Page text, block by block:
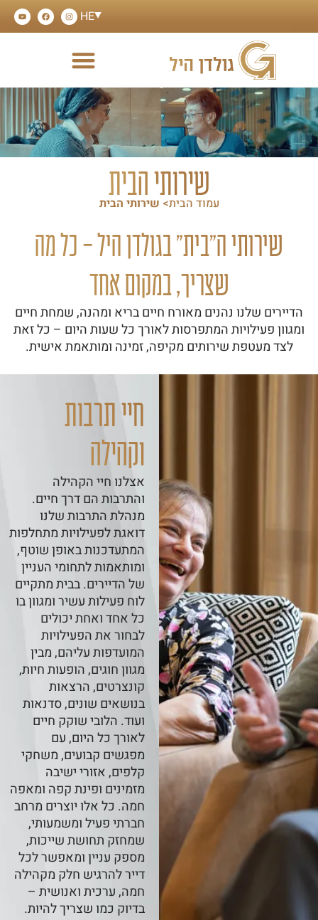
HE
שירותי הבית
עמוד הבית> שירותי הבית
שירותי ה"בית" בגולדן היל – כל מה
שצריך, במקום אחד
הדיירים שלנו נהנים מאורח חיים בריא ומהנה, שמחת חיים
ומגוון פעילויות המתפרסות לאורך כל שעות היום – כל זאת
לצד מעטפת שירותים מקיפה, זמינה ומותאמת אישית.
חיי תרבות
וקהילה
אצלנו חיי הקהילה
והתרבות הם דרך חיים.
מנהלת התרבות שלנו
דואגת לפעילויות מתחלפות
המתעדכנות באופן שוטף,
ומותאמות לתחומי העניין
של הדיירים. בבית מתקיים
לוח פעילות עשיר ומגוון בו
כל אחד ואחת יכולים
לבחור את הפעילויות
המועדפות עליהם, מבין
מגוון חוגים, הופעות חיות,
קונצרטים, הרצאות
בנושאים שונים, סדנאות
ועוד. הלובי שוקק חיים
לאורך כל היום, עם
מפגשים קבועים, משחקי
קלפים, אזורי ישיבה
מזמינים ופינת קפה ומאפה
חמה. כל אלו יוצרים מרחב
חברתי פעיל ומשמעותי,
שמחזק תחושת שייכות,
מספק עניין ומאפשר לכל
דייר להרגיש חלק מקהילה
חמה, ערכית ואנושית –
בדיוק כמו שצריך להיות.